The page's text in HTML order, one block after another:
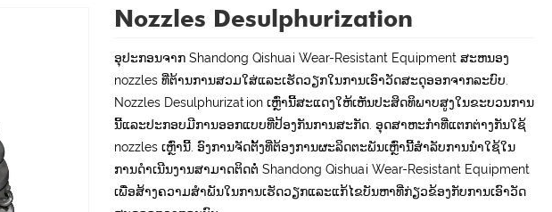
Nozzles Desulphurization
ອຸປະກອນຈາກ Shandong Qishuai Wear-Resistant Equipment ສະຫນອງ
nozzles ທີ່ຕ້ານການສວມໃສ່ແລະເຮັດວຽກໃນການເອົາວັດສະດຸອອກຈາກລະບົບ.
Nozzles Desulphurization ເຫຼົ່ານີ້ສະແດງໃຫ້ເຫັນປະສິດທິພາບສູງໃນຂະບວນການ
ນີ້ແລະປະກອບມີການອອກແບບທີ່ປ້ອງກັນການສະກັດ. ອຸດສາຫະກໍາທີ່ແຕກຕ່າງກັນໃຊ້
nozzles ເຫຼົ່ານີ້. ອົງການຈັດຕັ້ງທີ່ຕ້ອງການຜະລິດຕະພັນເຫຼົ່ານີ້ສໍາລັບການນໍາໃຊ້ໃນ
ການດໍາເນີນງານສາມາດຕິດຕໍ່ Shandong Qishuai Wear-Resistant Equipment
ເພື່ອສ້າງຄວາມສໍາພັນໃນການເຮັດວຽກແລະແກ້ໄຂບັນຫາທີ່ກ່ຽວຂ້ອງກັບການເອົາວັດ